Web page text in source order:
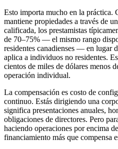
Esto importa mucho en la práctica.
mantiene propiedades a través de
calificada, los prestamistas
de 70–75% — el mismo rango
residentes canadienses — en lugar
aplica a individuos no residentes.
cientos de miles de dólares menos
operación individual.
La compensación es costo de
continuo. Estás dirigiendo una
significa presentaciones anuales,
obligaciones de directores. Pero
haciendo operaciones por encima
financiamiento más que compensa